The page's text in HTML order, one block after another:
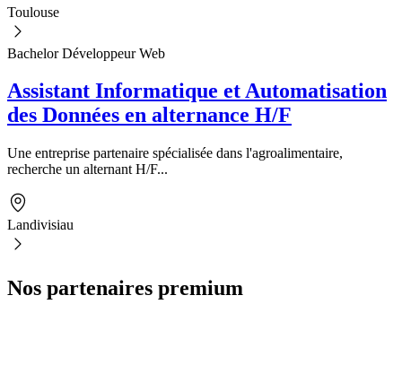
Toulouse
Bachelor Développeur Web
Assistant Informatique et Automatisation
des Données en alternance H/F
Une entreprise partenaire spécialisée dans l'agroalimentaire,
recherche un alternant H/F...
Landivisiau
Nos partenaires premium